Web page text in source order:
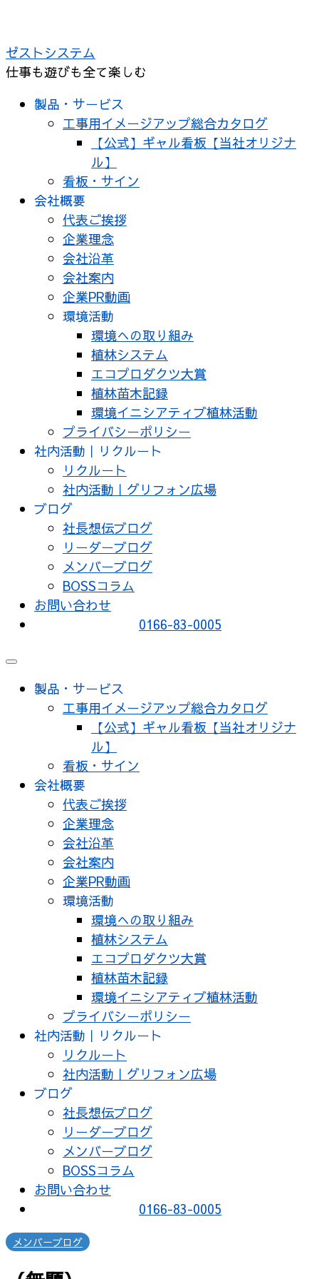
テ
ン
ゼストシステム
仕事も遊びも全て楽しむ
製品・サービス
工事用イメージアップ総合カタログ
【公式】ギャル看板【当社オリジナ
ル】
看板・サイン
会社概要
代表ご挨拶
企業理念
会社沿革
会社案内
企業PR動画
環境活動
環境への取り組み
植林システム
エコプロダクツ大賞
植林苗木記録
環境イニシアティブ植林活動
プライバシーポリシー
社内活動｜リクルート
リクルート
社内活動｜グリフォン広場
ブログ
社長想伝ブログ
リーダーブログ
メンバーブログ
BOSSコラム
お問い合わせ
0166-83-0005
メ
製品・サービス
工事用イメージアップ総合カタログ
【公式】ギャル看板【当社オリジナ
ル】
看板・サイン
会社概要
代表ご挨拶
企業理念
会社沿革
会社案内
企業PR動画
環境活動
環境への取り組み
植林システム
エコプロダクツ大賞
植林苗木記録
環境イニシアティブ植林活動
プライバシーポリシー
社内活動｜リクルート
リクルート
社内活動｜グリフォン広場
ブログ
社長想伝ブログ
リーダーブログ
メンバーブログ
BOSSコラム
お問い合わせ
0166-83-0005
メンバーブログ